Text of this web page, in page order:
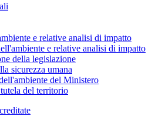
e relative analisi di impatto
e relative analisi di impatto
della legislazione
sicurezza umana
del Ministero
del territorio